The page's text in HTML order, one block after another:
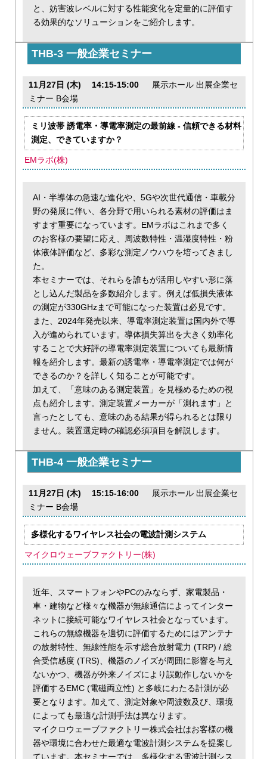
と、妨害波レベルに対する性能変化を定量的に評価す
る効果的なソリューションをご紹介します。
THB-3 一般企業セミナー
11月27日 (木) 14:15-15:00 展示ホール 出展企業セ
ミナー B会場
ミリ波帯 誘電率・導電率測定の最前線 - 信頼できる材料
測定、できていますか？
EMラボ(株)
AI・半導体の急速な進化や、5Gや次世代通信・車載分
野の発展に伴い、各分野で用いられる素材の評価はま
すます重要になっています。EMラボはこれまで多く
のお客様の要望に応え、周波数特性・温湿度特性・粉
体液体評価など、多彩な測定ノウハウを培ってきまし
た。
本セミナーでは、それらを誰もが活用しやすい形に落
とし込んだ製品を多数紹介します。例えば低損失液体
の測定が330GHzまで可能になった装置は必見です。
また、2024年発売以来、導電率測定装置は国内外で導
入が進められています。導体損失算出を大きく効率化
することで大好評の導電率測定装置についても最新情
報を紹介します。最新の誘電率・導電率測定では何が
できるのか？を詳しく知ることが可能です。
加えて、「意味のある測定装置」を見極めるための視
点も紹介します。測定装置メーカーが「測れます」と
言ったとしても、意味のある結果が得られるとは限り
ません。装置選定時の確認必須項目を解説します。
THB-4 一般企業セミナー
11月27日 (木) 15:15-16:00 展示ホール 出展企業セ
ミナー B会場
多様化するワイヤレス社会の電波計測システム
マイクロウェーブファクトリー(株)
近年、スマートフォンやPCのみならず、家電製品・
車・建物など様々な機器が無線通信によってインター
ネットに接続可能なワイヤレス社会となっています。
これらの無線機器を適切に評価するためにはアンテナ
の放射特性、無線性能を示す総合放射電力 (TRP) / 総
合受信感度 (TRS)、機器のノイズが周囲に影響を与え
ないかつ、機器が外来ノイズにより誤動作しないかを
評価するEMC (電磁両立性) と多岐にわたる計測が必
要となります。加えて、測定対象や周波数及び、環境
によっても最適な計測手法は異なります。
マイクロウェーブファクトリー株式会社はお客様の機
器や環境に合わせた最適な電波計測システムを提案し
ています。本セミナーでは、多様化する電波計測シス